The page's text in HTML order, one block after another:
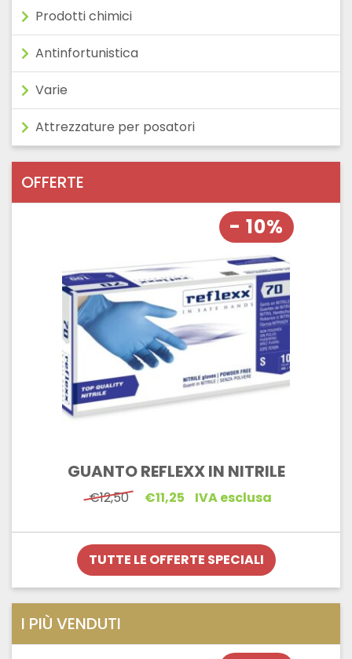
Prodotti chimici
Antinfortunistica
Varie
Attrezzature per posatori
OFFERTE
- 10%
GUANTO REFLEXX IN NITRILE
€12,50 Il
era:
€12,50.
€11,25
Il
è:
€11,25.
IVA esclusa
TUTTE LE OFFERTE SPECIALI
I PIÙ VENDUTI